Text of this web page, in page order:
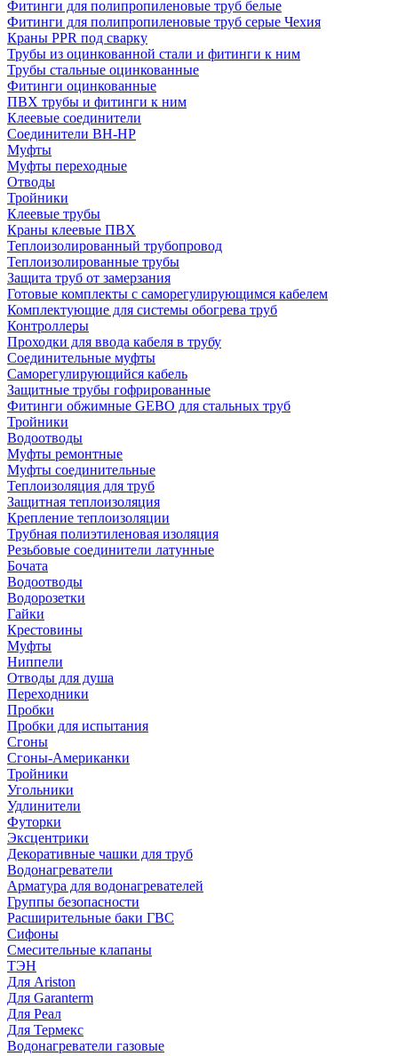
Фитинги для полипропиленовые труб белые
Фитинги для полипропиленовые труб серые Чехия
Краны PPR под сварку
Трубы из оцинкованной стали и фитинги к ним
Трубы стальные оцинкованные
Фитинги оцинкованные
ПВХ трубы и фитинги к ним
Клеевые соединители
Соединители ВН-НР
Муфты
Муфты переходные
Отводы
Тройники
Клеевые трубы
Краны клеевые ПВХ
Теплоизолированный трубопровод
Теплоизолированные трубы
Защита труб от замерзания
Готовые комплекты с саморегулирующимся кабелем
Комплектующие для системы обогрева труб
Контроллеры
Проходки для ввода кабеля в трубу
Соединительные муфты
Саморегулирующийся кабель
Защитные трубы гофрированные
Фитинги обжимные GEBO для стальных труб
Тройники
Водоотводы
Муфты ремонтные
Муфты соединительные
Теплоизоляция для труб
Защитная теплоизоляция
Крепление теплоизоляции
Трубная полиэтиленовая изоляция
Резьбовые соединители латунные
Бочата
Водоотводы
Водорозетки
Гайки
Крестовины
Муфты
Ниппели
Отводы для душа
Переходники
Пробки
Пробки для испытания
Сгоны
Сгоны-Американки
Тройники
Угольники
Удлинители
Футорки
Эксцентрики
Декоративные чашки для труб
Водонагреватели
Арматура для водонагревателей
Группы безопасности
Расширительные баки ГВС
Сифоны
Смесительные клапаны
ТЭН
Для Ariston
Для Garanterm
Для Реал
Для Термекс
Водонагреватели газовые